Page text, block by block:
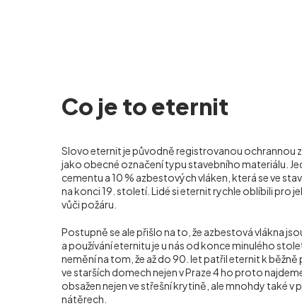
Co je to eternit
Slovo eternit je původně registrovanou ochrannou
jako obecné označení typu stavebního materiálu.
cementu a 10 % azbestových vláken, která se ve
na konci 19. století. Lidé si eternit rychle oblíbili pro
vůči požáru.
Postupně se ale přišlo na to, že azbestová vlákna
a používání eternitu je u nás od konce minulého
nemění na tom, že až do 90. let patřil eternit k
ve starších domech nejen v Praze 4 ho proto
obsažen nejen ve střešní krytině, ale mnohdy také v
nátěrech.